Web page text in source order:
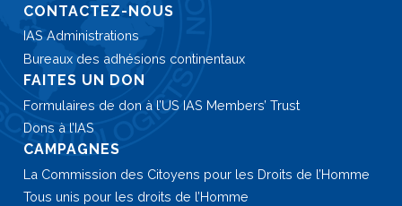
CONTACTEZ-NOUS
IAS Administrations
Bureaux des adhésions continentaux
FAITES UN DON
Formulaires de don à l’US IAS Members’ Trust
Dons à l’IAS
CAMPAGNES
La Commission des Citoyens pour les Droits de l’Homme
Tous unis pour les droits de l’Homme